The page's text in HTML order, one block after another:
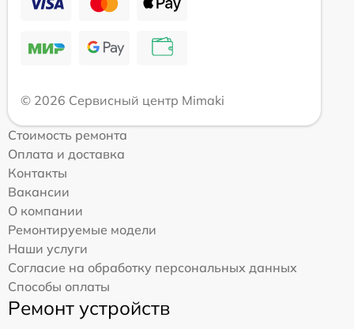
© 2026 Сервисный центр Mimaki
Стоимость ремонта
Оплата и доставка
Контакты
Вакансии
О компании
Ремонтируемые модели
Наши услуги
Согласие на обработку персональных данных
Способы оплаты
Ремонт устройств